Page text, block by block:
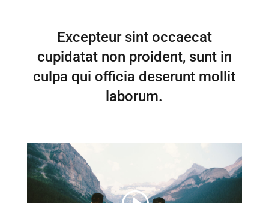
Excepteur sint occaecat
cupidatat non proident, sunt in
culpa qui officia deserunt mollit
laborum.